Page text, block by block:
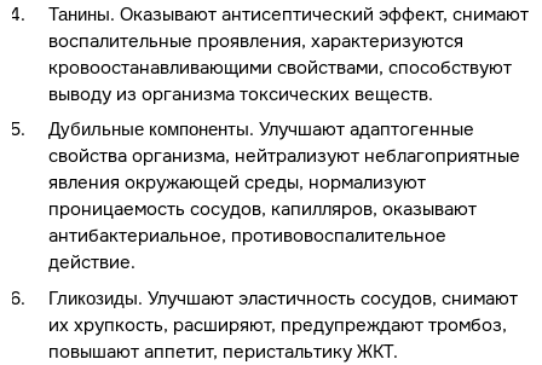
Танины. Оказывают антисептический эффект, снимают
воспалительные проявления, характеризуются
кровоостанавливающими свойствами, способствуют
выводу из организма токсических веществ.
Дубильные компоненты. Улучшают адаптогенные
свойства организма, нейтрализуют неблагоприятные
явления окружающей среды, нормализуют
проницаемость сосудов, капилляров, оказывают
антибактериальное, противовоспалительное
действие.
Гликозиды. Улучшают эластичность сосудов, снимают
их хрупкость, расширяют, предупреждают тромбоз,
повышают аппетит, перистальтику ЖКТ.